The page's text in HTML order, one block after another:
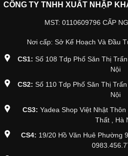
CÔNG TY TNHH XUẤT NHẬP
MST: 0110609796 CẤP
Nơi cấp: Sở Kế Hoạch Và Đầu
CS1: Số 108 Tdp Phố Săn Thị
Nội
CS2: Số 110 Tdp Phố Săn Thị
Nội
CS3: Yadea Shop Việt Nhật
Thất , Hà
CS4: 19/20 Hồ Văn Huê Phường